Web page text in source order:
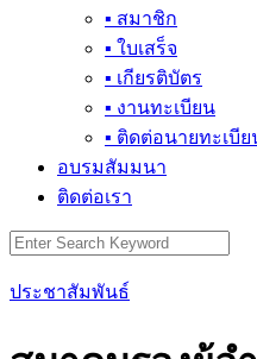
▪ สมาชิก
▪ ใบเสร็จ
▪ เกียรติบัตร
▪ งานทะเบียน
▪ ติดต่อนายทะเบีย
อบรมสัมมนา
ติดต่อเรา
Search
for:
ประชาสัมพันธ์